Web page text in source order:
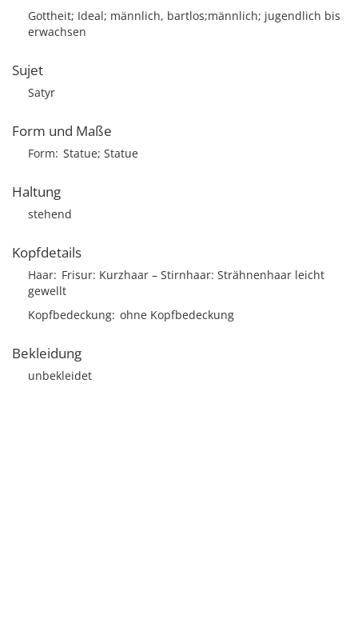
Gottheit; Ideal; männlich, bartlos;männlich; jugendlich bis
erwachsen
Sujet
Satyr
Form und Maße
Form Statue; Statue
Haltung
stehend
Kopfdetails
Haar Frisur Kurzhaar Stirnhaar Strähnenhaar leicht
gewellt
Kopfbedeckung ohne Kopfbedeckung
Bekleidung
unbekleidet